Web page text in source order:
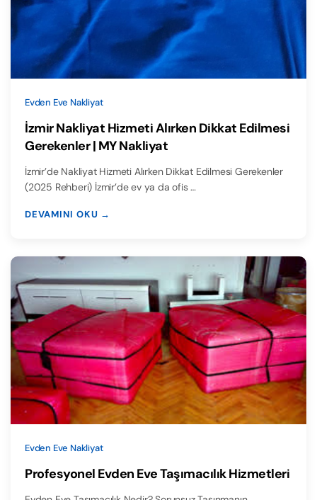
Evden Eve Nakliyat
İzmir Nakliyat Hizmeti Alırken Dikkat Edilmesi
Gerekenler | MY Nakliyat
İzmir’de Nakliyat Hizmeti Alırken Dikkat Edilmesi Gerekenler
(2025 Rehberi) İzmir’de ev ya da ofis …
DEVAMINI OKU →
Evden Eve Nakliyat
Profesyonel Evden Eve Taşımacılık Hizmetleri